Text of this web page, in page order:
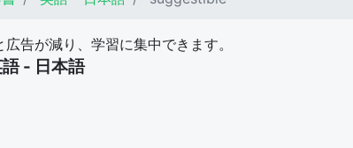
広告が減り、学習に集中できます。
- 日本語